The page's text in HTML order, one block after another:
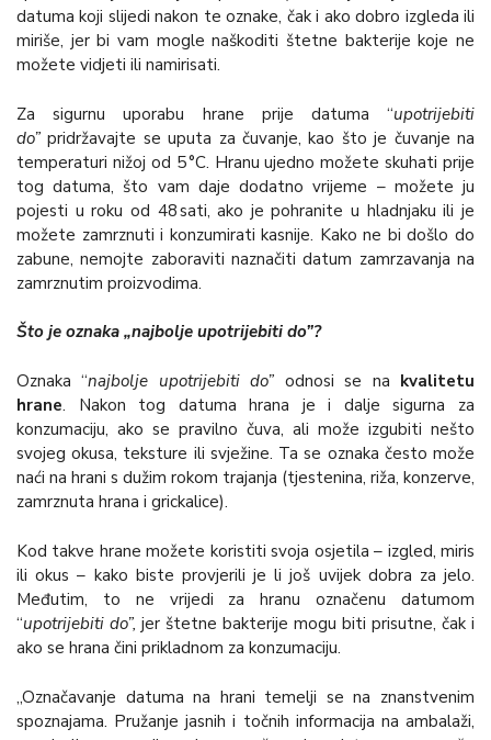
datuma koji slijedi nakon te oznake, čak i ako dobro izgleda ili
miriše, jer bi vam mogle naškoditi štetne bakterije koje ne
možete vidjeti ili namirisati.
Za sigurnu uporabu hrane prije datuma “upotrijebiti
do” pridržavajte se uputa za čuvanje, kao što je čuvanje na
temperaturi nižoj od 5 °C. Hranu ujedno možete skuhati prije
tog datuma, što vam daje dodatno vrijeme – možete ju
pojesti u roku od 48 sati, ako je pohranite u hladnjaku ili je
možete zamrznuti i konzumirati kasnije. Kako ne bi došlo do
zabune, nemojte zaboraviti naznačiti datum zamrzavanja na
zamrznutim proizvodima.
Što je oznaka „najbolje upotrijebiti do”?
Oznaka “najbolje upotrijebiti do” odnosi se na kvalitetu
hrane. Nakon tog datuma hrana je i dalje sigurna za
konzumaciju, ako se pravilno čuva, ali može izgubiti nešto
svojeg okusa, teksture ili svježine. Ta se oznaka često može
naći na hrani s dužim rokom trajanja (tjestenina, riža, konzerve,
zamrznuta hrana i grickalice).
Kod takve hrane možete koristiti svoja osjetila – izgled, miris
ili okus – kako biste provjerili je li još uvijek dobra za jelo.
Međutim, to ne vrijedi za hranu označenu datumom
“upotrijebiti do”, jer štetne bakterije mogu biti prisutne, čak i
ako se hrana čini prikladnom za konzumaciju.
„Označavanje datuma na hrani temelji se na znanstvenim
spoznajama. Pružanje jasnih i točnih informacija na ambalaži,